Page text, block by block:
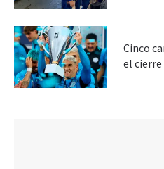
Cinco
el